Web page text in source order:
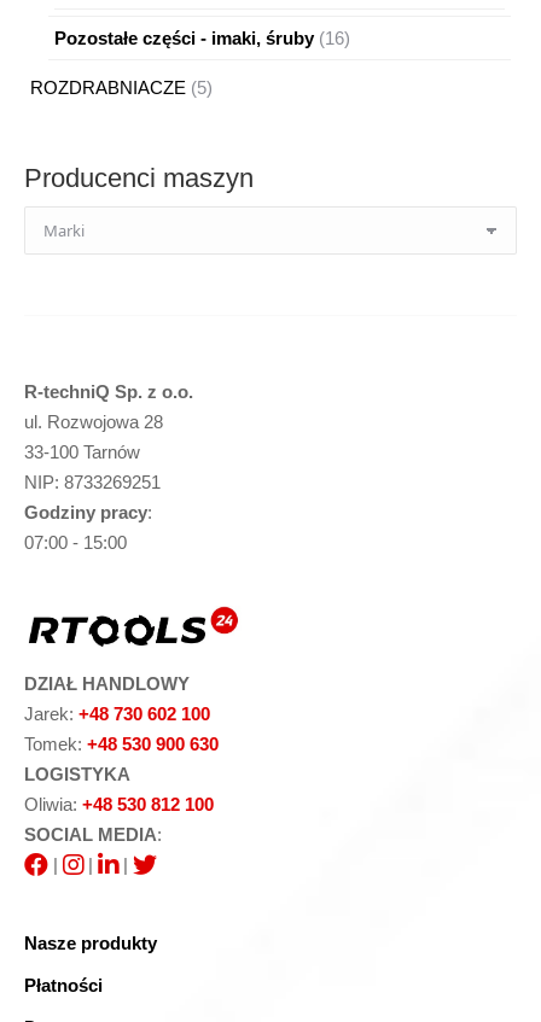
Pozostałe części - imaki, śruby 1616
ROZDRABNIACZE 55
Producenci maszyn
R-techniQ Sp. z o.o.
ul. Rozwojowa 28
33-100 Tarnów
NIP: 8733269251
Godziny pracy:
07:00 - 15:00
DZIAŁ HANDLOWY
Jarek: +48 730 602 100
Tomek: +48 530 900 630
LOGISTYKA
Oliwia: +48 530 812 100
SOCIAL MEDIA:
| |
Nasze produkty
Płatności